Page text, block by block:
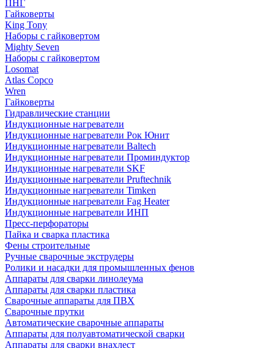
ПНГ
Гайковерты
King Tony
Наборы с гайковертом
Mighty Seven
Наборы с гайковертом
Losomat
Atlas Copco
Wren
Гайковерты
Гидравлические станции
Индукционные нагреватели
Индукционные нагреватели Рок Юнит
Индукционные нагреватели Baltech
Индукционные нагреватели Проминдуктор
Индукционные нагреватели SKF
Индукционные нагреватели Pruftechnik
Индукционные нагреватели Timken
Индукционные нагреватели Fag Heater
Индукционные нагреватели ИНП
Пресс-перфораторы
Пайка и сварка пластика
Фены строительные
Ручные сварочные экструдеры
Ролики и насадки для промышленных фенов
Аппараты для сварки линолеума
Аппараты для сварки пластика
Сварочные аппараты для ПВХ
Сварочные прутки
Автоматические сварочные аппараты
Аппараты для полуавтоматической сварки
Аппараты для сварки внахлест